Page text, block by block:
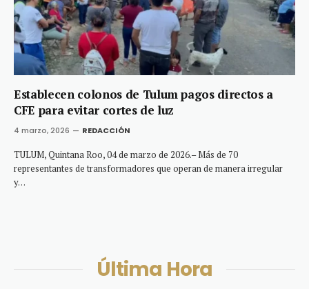
Establecen colonos de Tulum pagos directos a
CFE para evitar cortes de luz
4 marzo, 2026 REDACCIÓN
TULUM, Quintana Roo, 04 de marzo de 2026.– Más de 70
representantes de transformadores que operan de manera irregular
y…
Última Hora